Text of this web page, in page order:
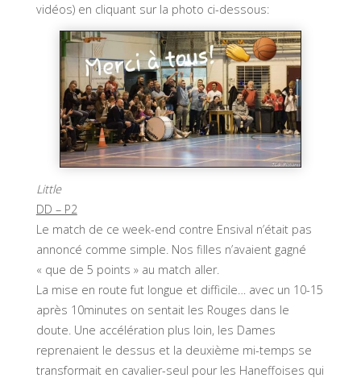
vidéos) en cliquant sur la photo ci-dessous:
Little
DD – P2
Le match de ce week-end contre Ensival n’était pas
annoncé comme simple. Nos filles n’avaient gagné
« que de 5 points » au match aller.
La mise en route fut longue et difficile… avec un 10-15
après 10minutes on sentait les Rouges dans le
doute. Une accélération plus loin, les Dames
reprenaient le dessus et la deuxième mi-temps se
transformait en cavalier-seul pour les Haneffoises qui